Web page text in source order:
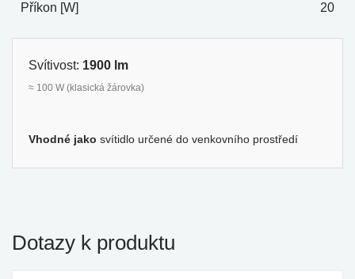
Příkon [W]
20
Svítivost: 1900 lm
≈ 100 W (klasická žárovka)
Vhodné jako svítidlo určené do venkovního prostředí
Dotazy k produktu